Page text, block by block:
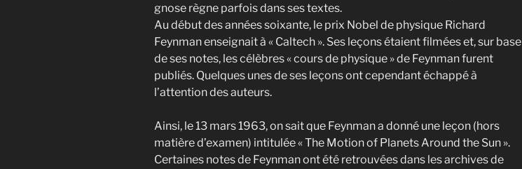
gnose règne parfois dans ses textes.
Au début des années soixante, le prix Nobel de physique Richard
Feynman enseignait à « Caltech ». Ses leçons étaient filmées et, sur base
de ses notes, les célèbres « cours de physique » de Feynman furent
publiés. Quelques unes de ses leçons ont cependant échappé à
l’attention des auteurs.
Ainsi, le 13 mars 1963, on sait que Feynman a donné une leçon (hors
matière d’examen) intitulée « The Motion of Planets Around the Sun ».
Certaines notes de Feynman ont été retrouvées dans les archives de